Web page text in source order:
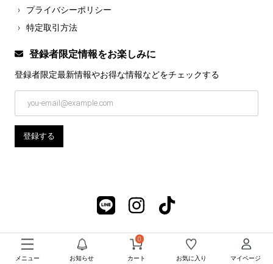
プライバシーポリシー
特定取引方法
登録者限定情報をお楽しみに
登録者限定最新情報やお得な情報などをチェックする
メニュー お知らせ カート
0
お気に入り マイページ